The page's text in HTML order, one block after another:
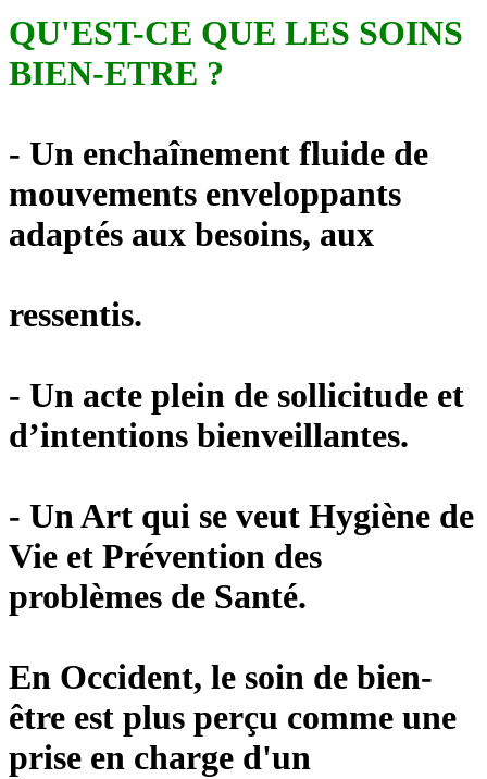
QU'EST-CE QUE LES SOINS
BIEN-ETRE ?
- Un enchaînement fluide de
mouvements enveloppants
adaptés aux besoins, aux
ressentis.
- Un acte plein de sollicitude et
d’intentions bienveillantes.
- Un Art qui se veut Hygiène de
Vie et Prévention des
problèmes de Santé.
En Occident, le soin de bien-
être est plus perçu comme une
prise en charge d'un